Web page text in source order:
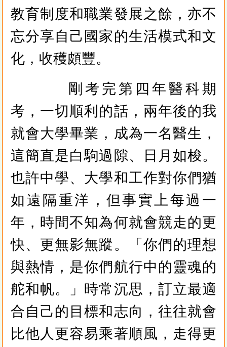
教育制度和職業發展之餘，亦不
忘分享自己國家的生活模式和文
化，收穫頗豐。
剛考完第四年醫科期
考，一切順利的話，兩年後的我
就會大學畢業，成為一名醫生，
這簡直是白駒過隙、日月如梭。
也許中學、大學和工作對你們猶
如遠隔重洋，但事實上每過一
年，時間不知為何就會競走的更
快、更無影無蹤。「你們的理想
與熱情，是你們航行中的靈魂的
舵和帆。」時常沉思，訂立最適
合自己的目標和志向，往往就會
比他人更容易乘著順風，走得更